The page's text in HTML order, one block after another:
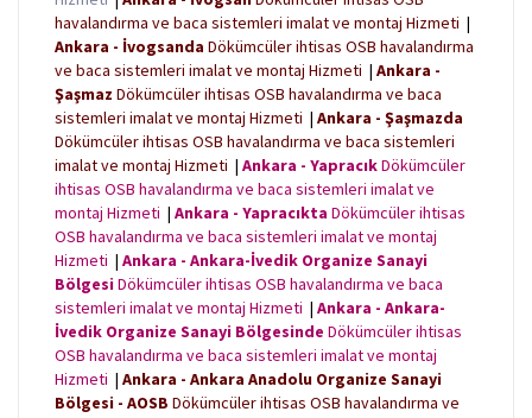
havalandırma ve baca sistemleri imalat ve montaj Hizmeti |
Ankara - İvogsanda Dökümcüler ihtisas OSB havalandırma
ve baca sistemleri imalat ve montaj Hizmeti | Ankara -
Şaşmaz Dökümcüler ihtisas OSB havalandırma ve baca
sistemleri imalat ve montaj Hizmeti | Ankara - Şaşmazda
Dökümcüler ihtisas OSB havalandırma ve baca sistemleri
imalat ve montaj Hizmeti | Ankara - YapracıkDökümcüler
ihtisas OSB havalandırma ve baca sistemleri imalat ve
montaj Hizmeti | Ankara - Yapracıkta Dökümcüler ihtisas
OSB havalandırma ve baca sistemleri imalat ve montaj
Hizmeti | Ankara - Ankara-İvedik Organize Sanayi
BölgesiDökümcüler ihtisas OSB havalandırma ve baca
sistemleri imalat ve montaj Hizmeti | Ankara - Ankara-
İvedik Organize Sanayi Bölgesinde Dökümcüler ihtisas
OSB havalandırma ve baca sistemleri imalat ve montaj
Hizmeti | Ankara - Ankara Anadolu Organize Sanayi
Bölgesi - AOSB Dökümcüler ihtisas OSB havalandırma ve